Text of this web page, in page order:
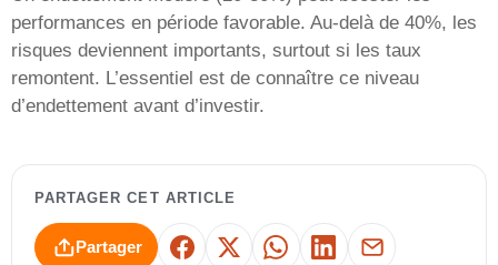
performances en période favorable. Au-delà de 40%, les
risques deviennent importants, surtout si les taux
remontent. L’essentiel est de connaître ce niveau
d’endettement avant d’investir.
PARTAGER CET ARTICLE
Partager Facebook
X WhatsAppLinkedInE-mail